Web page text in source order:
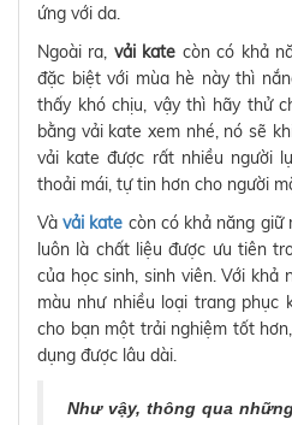
ứng với da.
Ngoài ra, vải kate còn có khả
đặc biệt với mùa hè này thì
thấy khó chịu, vậy thì hãy thử
bằng vải kate xem nhé, nó sẽ
vải kate được rất nhiều người
thoải mái, tự tin hơn cho người
Vàvải kate còn có khả năng
luôn là chất liệu được ưu tiên
của học sinh, sinh viên. Với khả
màu như nhiều loại trang phục
cho bạn một trải nghiệm tốt
dụng được lâu dài.
Như vậy, thông qua